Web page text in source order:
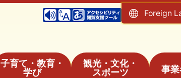
Foreign
子育て・教育・
学び
観光・文化・
スポーツ
事